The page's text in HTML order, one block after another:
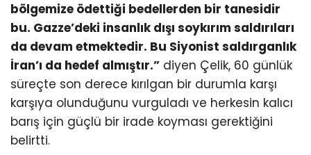
bölgemize ödettiği bedellerden bir tanesidir
bu. Gazze’deki insanlık dışı soykırım saldırıları
da devam etmektedir. Bu Siyonist saldırganlık
İran’ı da hedef almıştır.” diyen Çelik, 60 günlük
süreçte son derece kırılgan bir durumla karşı
karşıya olunduğunu vurguladı ve herkesin kalıcı
barış için güçlü bir irade koyması gerektiğini
belirtti.